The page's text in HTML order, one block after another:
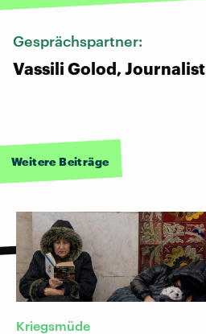
Gesprächspartner:
Vassili Golod, Journalist
Weitere Beiträge
Kriegsmüde